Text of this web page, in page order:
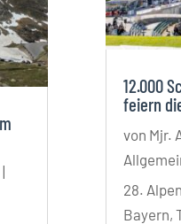
|
12.000
feiern
von Mjr.
28.
Bayern,